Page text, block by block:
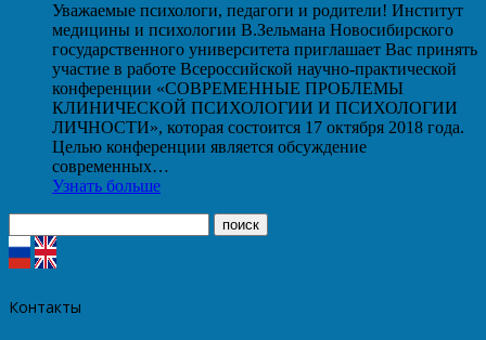
Уважаемые психологи, педагоги и родители! Институт
медицины и психологии В.Зельмана Новосибирского
государственного университета приглашает Вас принять
участие в работе Всероссийской научно-практической
конференции «СОВРЕМЕННЫЕ ПРОБЛЕМЫ
КЛИНИЧЕСКОЙ ПСИХОЛОГИИ И ПСИХОЛОГИИ
ЛИЧНОСТИ», которая состоится 17 октября 2018 года.
Целью конференции является обсуждение
современных…
Узнать больше
Контакты